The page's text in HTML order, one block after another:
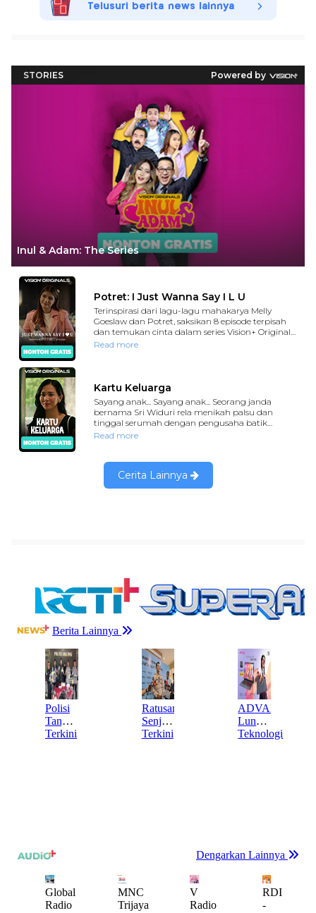
Telusuri berita news lainnya